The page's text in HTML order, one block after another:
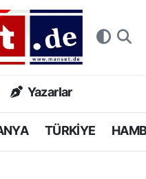
Yazarlar
TÜRKİYE